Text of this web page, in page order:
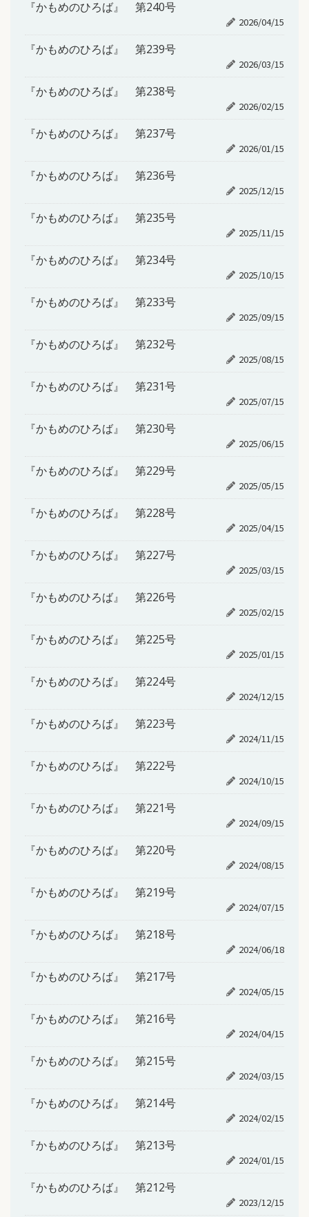
『かもめのひろば』 第240号
2026/04/15
『かもめのひろば』 第239号
2026/03/15
『かもめのひろば』 第238号
2026/02/15
『かもめのひろば』 第237号
2026/01/15
『かもめのひろば』 第236号
2025/12/15
『かもめのひろば』 第235号
2025/11/15
『かもめのひろば』 第234号
2025/10/15
『かもめのひろば』 第233号
2025/09/15
『かもめのひろば』 第232号
2025/08/15
『かもめのひろば』 第231号
2025/07/15
『かもめのひろば』 第230号
2025/06/15
『かもめのひろば』 第229号
2025/05/15
『かもめのひろば』 第228号
2025/04/15
『かもめのひろば』 第227号
2025/03/15
『かもめのひろば』 第226号
2025/02/15
『かもめのひろば』 第225号
2025/01/15
『かもめのひろば』 第224号
2024/12/15
『かもめのひろば』 第223号
2024/11/15
『かもめのひろば』 第222号
2024/10/15
『かもめのひろば』 第221号
2024/09/15
『かもめのひろば』 第220号
2024/08/15
『かもめのひろば』 第219号
2024/07/15
『かもめのひろば』 第218号
2024/06/18
『かもめのひろば』 第217号
2024/05/15
『かもめのひろば』 第216号
2024/04/15
『かもめのひろば』 第215号
2024/03/15
『かもめのひろば』 第214号
2024/02/15
『かもめのひろば』 第213号
2024/01/15
『かもめのひろば』 第212号
2023/12/15